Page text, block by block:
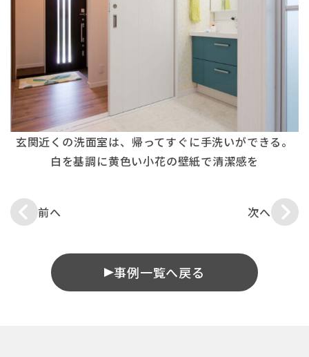
玄関近くの洗面室は、帰ってすぐに手洗いができる。
白を基調に黄色い小花の壁紙で清潔感を
前へ 次へ
事例一覧へ戻る